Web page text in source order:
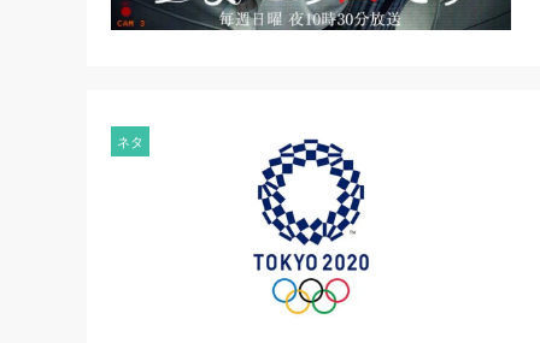
ネタ